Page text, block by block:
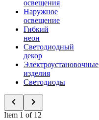
освещения
Наружное
освещение
Гибкий
неон
Светодиодный
декор
Электроустановочные
изделия
Светодиоды
Item 1 of 12